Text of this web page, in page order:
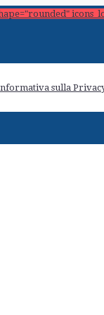
sulla